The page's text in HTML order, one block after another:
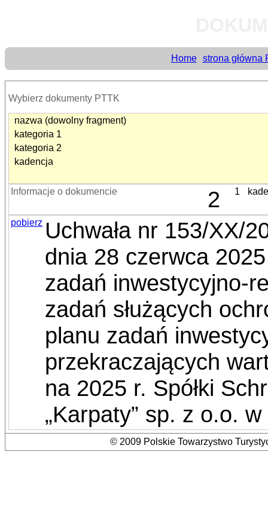
Home strona główna
Wybierz dokumenty PTTK
nazwa (dowolny fragment)
kategoria 1
kategoria 2
kadencja
Informacje o dokumencie 2 1
pobierz Uchwała nr 153/XX/
dnia 28 czerwca
zadań inwestycyjno-
zadań służących
planu zadań
przekraczających
na 2025 r. Spółki
„Karpaty” sp. z o.o.
© 2009 Polskie Towarzystwo